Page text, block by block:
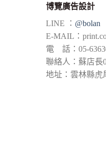
博覽廣告設計
LINE ： @bolan
E-MAIL：
電 話：05-
聯絡人：蘇店長
地址：雲林縣虎